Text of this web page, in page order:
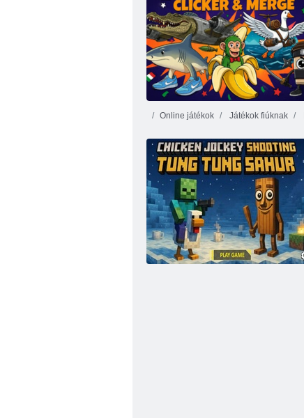
Játéktopia
Brainrot Clicker & Merge
Online játékok Játékok fiúknak